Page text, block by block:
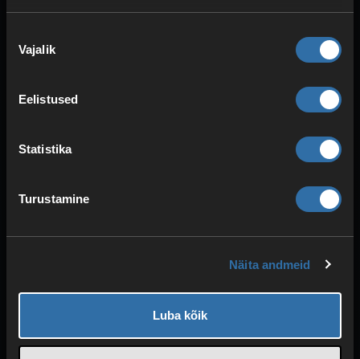
valik
Vajalik
Eelistused
Statistika
Turustamine
Näita andmeid
Luba kõik
Kõrge töökindlus